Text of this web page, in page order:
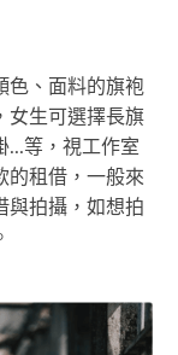
色、面料的旗袍
女生可選擇長旗
...等，視工作室
的租借，一般來
與拍攝，如想拍